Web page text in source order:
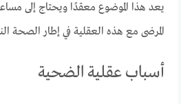
يعد هذا الموضوع معقدًا ويحتاج إلى
المرضى مع هذه العقلية في إطار الصحة
أسباب عقلية الضحية